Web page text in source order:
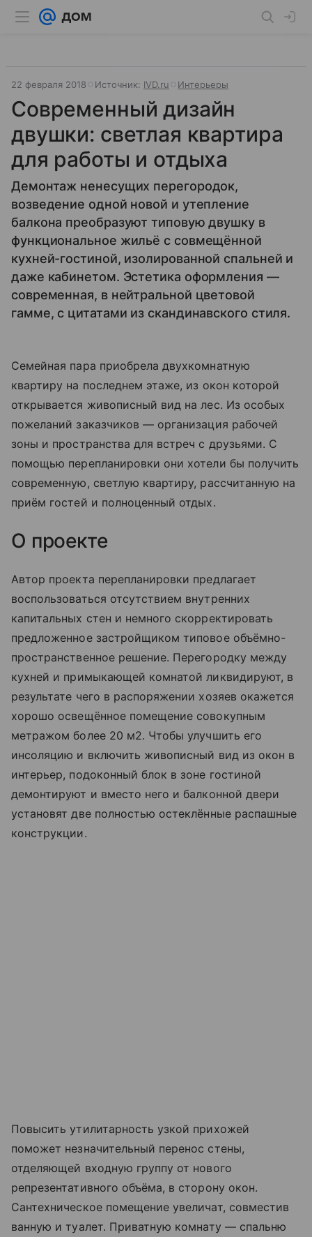
22 февраля 2018 Источник: IVD.ru Интерьеры
Современный дизайн
двушки: светлая квартира
для работы и отдыха
Демонтаж ненесущих перегородок,
возведение одной новой и утепление
балкона преобразуют типовую двушку в
функциональное жильё с совмещённой
кухней-гостиной, изолированной спальней и
даже кабинетом. Эстетика оформления —
современная, в нейтральной цветовой
гамме, с цитатами из скандинавского стиля.
Семейная пара приобрела двухкомнатную
квартиру на последнем этаже, из окон которой
открывается живописный вид на лес. Из особых
пожеланий заказчиков — организация рабочей
зоны и пространства для встреч с друзьями. С
помощью перепланировки они хотели бы получить
современную, светлую квартиру, рассчитанную на
приём гостей и полноценный отдых.
О проекте
Автор проекта перепланировки предлагает
воспользоваться отсутствием внутренних
капитальных стен и немного скорректировать
предложенное застройщиком типовое объёмно-
пространственное решение. Перегородку между
кухней и примыкающей комнатой ликвидируют, в
результате чего в распоряжении хозяев окажется
хорошо освещённое помещение совокупным
метражом более 20 м2. Чтобы улучшить его
инсоляцию и включить живописный вид из окон в
интерьер, подоконный блок в зоне гостиной
демонтируют и вместо него и балконной двери
установят две полностью остеклённые распашные
конструкции.
Повысить утилитарность узкой прихожей
поможет незначительный перенос стены,
отделяющей входную группу от нового
репрезентативного объёма, в сторону окон.
Сантехническое помещение увеличат, совместив
ванную и туалет. Приватную комнату — спальню